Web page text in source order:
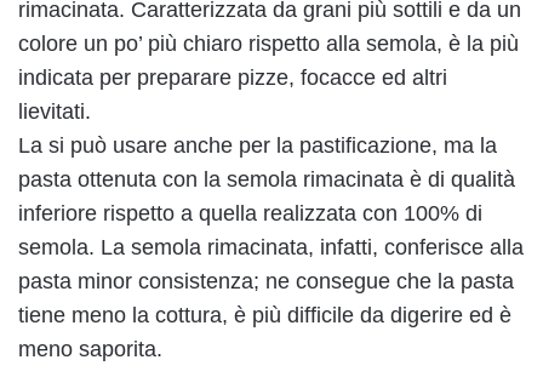
rimacinata. Caratterizzata da grani più sottili e da un
colore un po’ più chiaro rispetto alla semola, è la più
indicata per preparare pizze, focacce ed altri
lievitati.
La si può usare anche per la pastificazione, ma la
pasta ottenuta con la semola rimacinata è di qualità
inferiore rispetto a quella realizzata con 100% di
semola. La semola rimacinata, infatti, conferisce alla
pasta minor consistenza; ne consegue che la pasta
tiene meno la cottura, è più difficile da digerire ed è
meno saporita.